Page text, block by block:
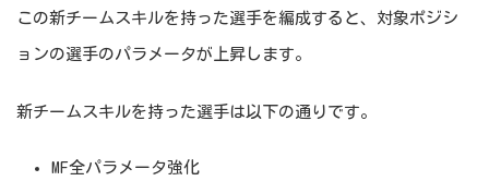
この新チームスキルを持った選手を編成すると、対象ポジシ
ョンの選手のパラメータが上昇します。
新チームスキルを持った選手は以下の通りです。
MF全パラメータ強化